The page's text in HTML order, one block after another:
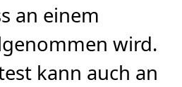
an einem
wird.
kann auch an